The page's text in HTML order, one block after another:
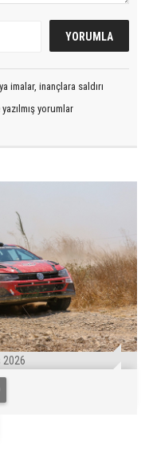
imalar, inançlara saldırı
yorumlar